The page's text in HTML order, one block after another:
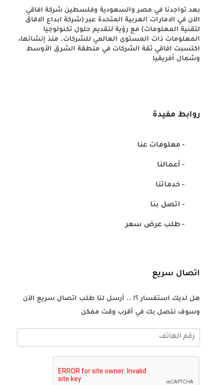
بعد تواجدنا في مصر والسعودية وفلسطين شركة افاقي
الآن في الامارات العربية المتحدة عبر (شركة ابداع الافاق
لتقنية المعلومات) مع رؤية لتقديم حلول تكنولوجيا
المعلومات ذات المستوى العالمي للشركات. منذ إنشائها،
اكتسبت افاقي ثقة الشركات في منطقة الشرق الأوسط
وشمال أفريقيا
روابط مفيدة
- معلومات عنا
- أعمالنا
- خدماتنا
- اتصل بنا
- طلب عرض سعر
اتصال سريع
هل لديك استفسار ؟! .. أرسل لنا طلب اتصال سريع الآن
وسوف نتصل بك في أقرب وقت ممكن